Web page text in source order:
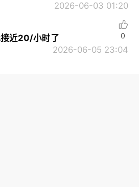
2026-06-03 01:20
近20/小时了
2026-06-05 23:04
0